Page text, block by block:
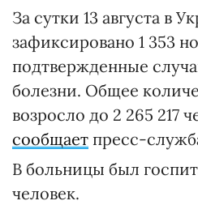
За сутки 13 августа в
зафиксировано 1 353
подтвержденные
болезни. Общее
возросло до 2 265 217
сообщает пресс-
В больницы был
человек.